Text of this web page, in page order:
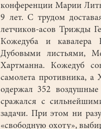
конференции Марии
9 лет. С трудом
летчиков-асов Трижды
Кожедуба и кавалера
Дубовыми листьями,
Хартманна. Кожедуб
самолета противника,
одержал 352
сражался с
задачи. При этом ни
«свободную охоту»,